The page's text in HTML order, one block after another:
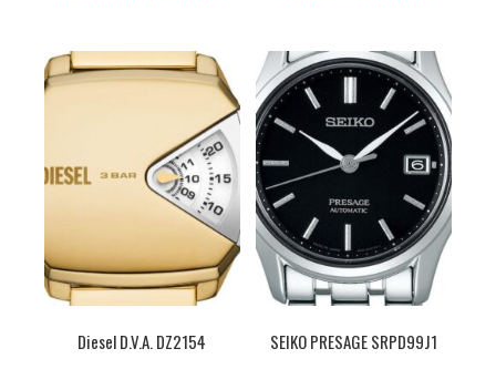
Diesel D.V.A. DZ2154 SEIKO PRESAGE SRPD99J1